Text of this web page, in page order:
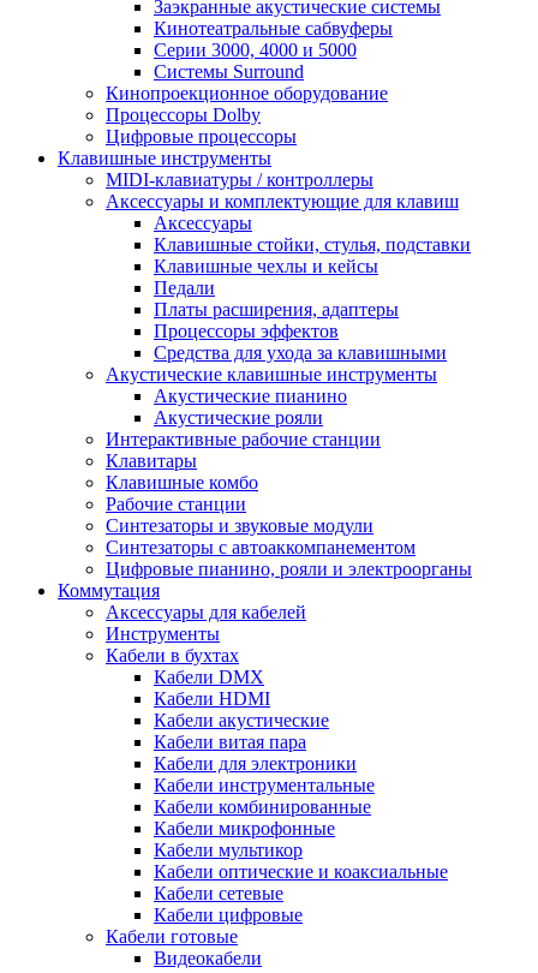
Заэкранные акустические системы
Кинотеатральные сабвуферы
Серии 3000, 4000 и 5000
Системы Surround
Кинопроекционное оборудование
Процессоры Dolby
Цифровые процессоры
Клавишные инструменты
MIDI-клавиатуры / контроллеры
Аксессуары и комплектующие для клавиш
Аксессуары
Клавишные стойки, стулья, подставки
Клавишные чехлы и кейсы
Педали
Платы расширения, адаптеры
Процессоры эффектов
Средства для ухода за клавишными
Акустические клавишные инструменты
Акустические пианино
Акустические рояли
Интерактивные рабочие станции
Клавитары
Клавишные комбо
Рабочие станции
Синтезаторы и звуковые модули
Синтезаторы с автоаккомпанементом
Цифровые пианино, рояли и электроорганы
Коммутация
Аксессуары для кабелей
Инструменты
Кабели в бухтах
Кабели DMX
Кабели HDMI
Кабели акустические
Кабели витая пара
Кабели для электроники
Кабели инструментальные
Кабели комбинированные
Кабели микрофонные
Кабели мультикор
Кабели оптические и коаксиальные
Кабели сетевые
Кабели цифровые
Кабели готовые
Видеокабели